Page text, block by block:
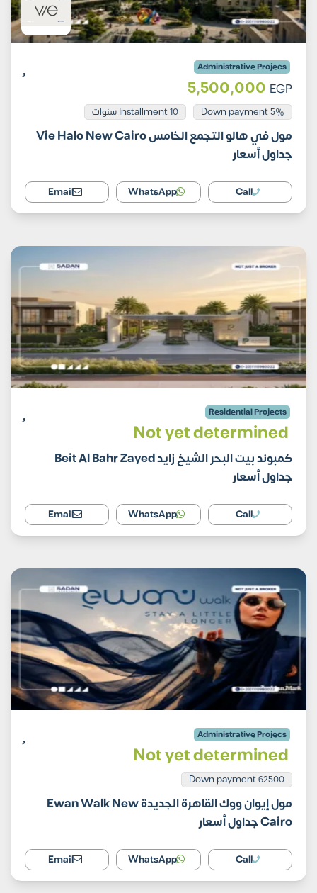
Administrative Projecs
5,500,000 EGP
5% Down payment Installment 10 سنوات
مول في هالو التجمع الخامس Vie Halo New Cairo
جداول أسعار
Call
WhatsApp
Email
Residential Projects
Not yet determined
كمبوند بيت البحر الشيخ زايد Beit Al Bahr Zayed
جداول أسعار
Call
WhatsApp
Email
Administrative Projecs
Not yet determined
62500 Down payment
مول إيوان ووك القاهرة الجديدة Ewan Walk New
Cairo جداول أسعار
Call
WhatsApp
Email